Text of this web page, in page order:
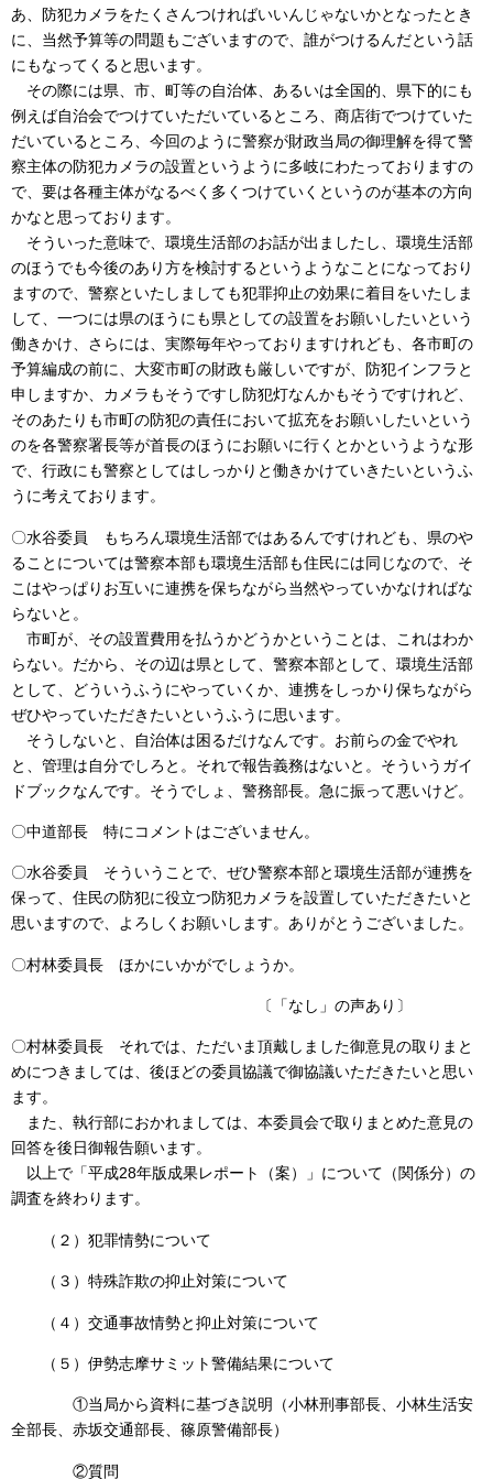
あ、防犯カメラをたくさんつければいいんじゃないかとなったとき
に、当然予算等の問題もございますので、誰がつけるんだという話
にもなってくると思います。
その際には県、市、町等の自治体、あるいは全国的、県下的にも
例えば自治会でつけていただいているところ、商店街でつけていた
だいているところ、今回のように警察が財政当局の御理解を得て警
察主体の防犯カメラの設置というように多岐にわたっておりますの
で、要は各種主体がなるべく多くつけていくというのが基本の方向
かなと思っております。
そういった意味で、環境生活部のお話が出ましたし、環境生活部
のほうでも今後のあり方を検討するというようなことになっており
ますので、警察といたしましても犯罪抑止の効果に着目をいたしま
して、一つには県のほうにも県としての設置をお願いしたいという
働きかけ、さらには、実際毎年やっておりますけれども、各市町の
予算編成の前に、大変市町の財政も厳しいですが、防犯インフラと
申しますか、カメラもそうですし防犯灯なんかもそうですけれど、
そのあたりも市町の防犯の責任において拡充をお願いしたいという
のを各警察署長等が首長のほうにお願いに行くとかというような形
で、行政にも警察としてはしっかりと働きかけていきたいというふ
うに考えております。
〇水谷委員 もちろん環境生活部ではあるんですけれども、県のや
ることについては警察本部も環境生活部も住民には同じなので、そ
こはやっぱりお互いに連携を保ちながら当然やっていかなければな
らないと。
市町が、その設置費用を払うかどうかということは、これはわか
らない。だから、その辺は県として、警察本部として、環境生活部
として、どういうふうにやっていくか、連携をしっかり保ちながら
ぜひやっていただきたいというふうに思います。
そうしないと、自治体は困るだけなんです。お前らの金でやれ
と、管理は自分でしろと。それで報告義務はないと。そういうガイ
ドブックなんです。そうでしょ、警務部長。急に振って悪いけど。
〇中道部長 特にコメントはございません。
〇水谷委員 そういうことで、ぜひ警察本部と環境生活部が連携を
保って、住民の防犯に役立つ防犯カメラを設置していただきたいと
思いますので、よろしくお願いします。ありがとうございました。
〇村林委員長 ほかにいかがでしょうか。
〔「なし」の声あり〕
〇村林委員長 それでは、ただいま頂戴しました御意見の取りまと
めにつきましては、後ほどの委員協議で御協議いただきたいと思い
ます。
また、執行部におかれましては、本委員会で取りまとめた意見の
回答を後日御報告願います。
以上で「平成28年版成果レポート（案）」について（関係分）の
調査を終わります。
（２）犯罪情勢について
（３）特殊詐欺の抑止対策について
（４）交通事故情勢と抑止対策について
（５）伊勢志摩サミット警備結果について
①当局から資料に基づき説明（小林刑事部長、小林生活安
全部長、赤坂交通部長、篠原警備部長）
②質問